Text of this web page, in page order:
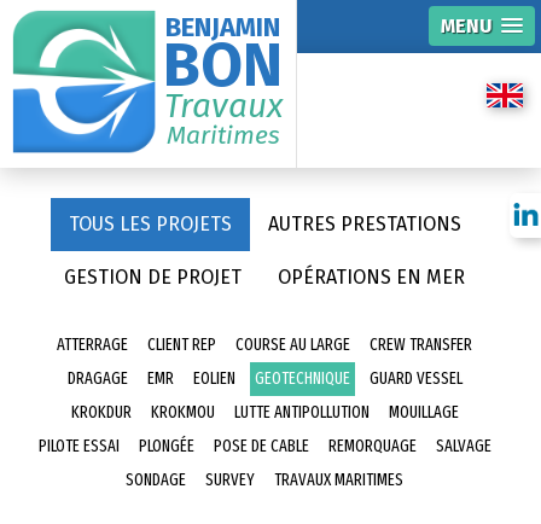
MENU
BENJAMIN
BON
Travaux
Maritimes
TOUS LES PROJETS AUTRES PRESTATIONS
GESTION DE PROJET OPÉRATIONS EN MER
ATTERRAGE CLIENT REP COURSE AU LARGE
CREW TRANSFER
DRAGAGE
EMR EOLIEN GEOTECHNIQUE
GUARD VESSEL
KROKDUR
KROKMOU LUTTE ANTIPOLLUTION
MOUILLAGE
PILOTE ESSAI
PLONGÉE POSE DE CABLE REMORQUAGE
SALVAGE
SONDAGE
SURVEY TRAVAUX MARITIMES